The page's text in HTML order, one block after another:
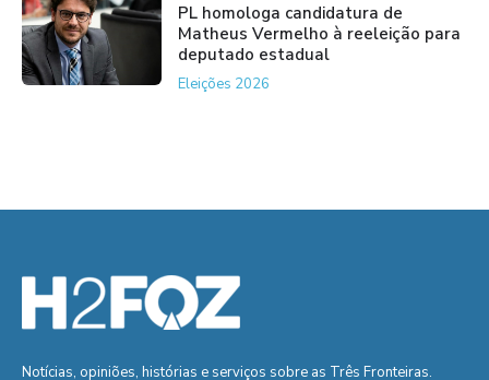
PL homologa candidatura de
Matheus Vermelho à reeleição para
deputado estadual
Eleições 2026
Notícias, opiniões, histórias e serviços sobre as Três Fronteiras.